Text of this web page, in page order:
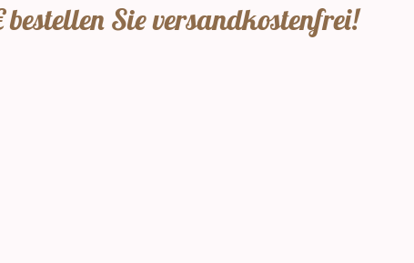
Sie versandkostenfrei!